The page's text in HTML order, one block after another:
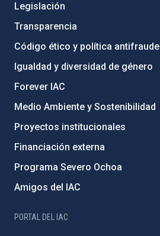
Legislación
Transparencia
Código ético y política antifraude
Igualdad y diversidad de género
Forever IAC
Medio Ambiente y Sostenibilidad
Proyectos institucionales
Financiación externa
Programa Severo Ochoa
Amigos del IAC
PORTAL DEL IAC